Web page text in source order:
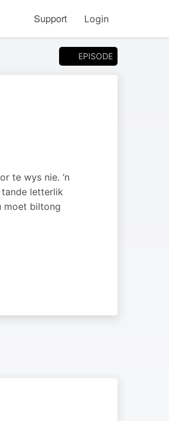
Support Login
EPISODE
te wys nie. ‘n
tande letterlik
moet biltong